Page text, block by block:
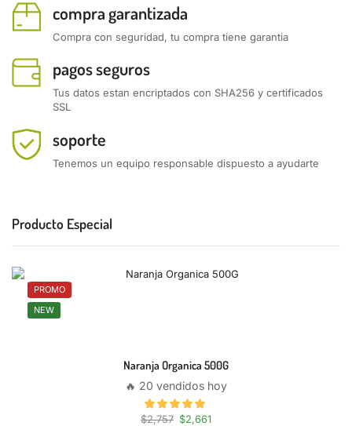
compra garantizada
Compra con seguridad, tu compra tiene garantia
pagos seguros
Tus datos estan encriptados con SHA256 y certificados
SSL
soporte
Tenemos un equipo responsable dispuesto a ayudarte
Producto Especial
PROMO
NEW
Naranja Organica 500G
🔥 20 vendidos hoy
$2,757 $2,661